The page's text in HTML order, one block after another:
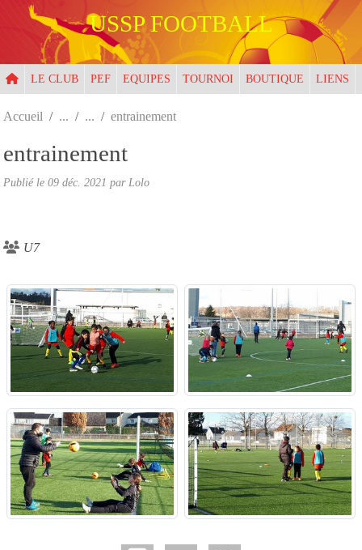
USSP FOOTBALL
LE CLUB PEF EQUIPES TOURNOI BOUTIQUE LIENS
Accueil entrainement
entrainement
Publié le 09 déc. 2021 par Lolo
U7
Panneau de gestion des cookies